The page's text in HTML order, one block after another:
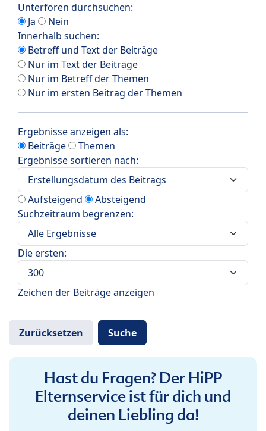
Unterforen durchsuchen:
Ja
Nein
Innerhalb suchen:
Betreff und Text der Beiträge
Nur im Text der Beiträge
Nur im Betreff der Themen
Nur im ersten Beitrag der Themen
Ergebnisse anzeigen als:
Beiträge
Themen
Ergebnisse sortieren nach:
Aufsteigend
Absteigend
Suchzeitraum begrenzen:
Die ersten:
Zeichen der Beiträge anzeigen
Hast du Fragen? Der HiPP
Elternservice ist für dich und
deinen Liebling da!